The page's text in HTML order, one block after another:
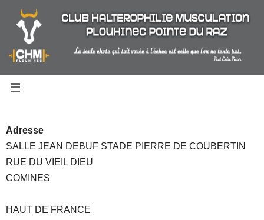
contenu
Adresse
SALLE JEAN DEBUF STADE PIERRE DE COUBERTIN
RUE DU VIEIL DIEU
COMINES
HAUT DE FRANCE